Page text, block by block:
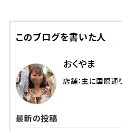
このブログを書いた人
おくやま
店舗：主に国際通
最新の投稿